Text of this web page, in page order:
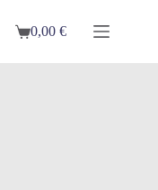
Panier
0,00€